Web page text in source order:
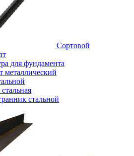
Сортовой
для фундамента
металлический
стальной